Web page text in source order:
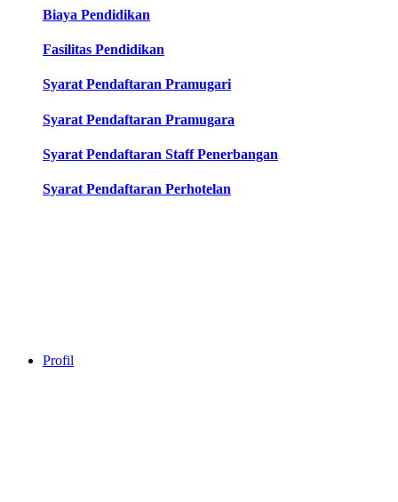
Biaya Pendidikan
Fasilitas Pendidikan
Syarat Pendaftaran Pramugari
Syarat Pendaftaran Pramugara
Syarat Pendaftaran Staff Penerbangan
Syarat Pendaftaran Perhotelan
Profil